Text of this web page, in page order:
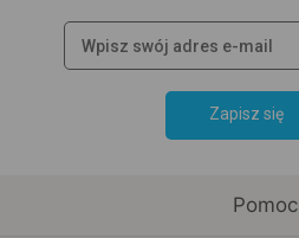
Zapisz się
Pomoc